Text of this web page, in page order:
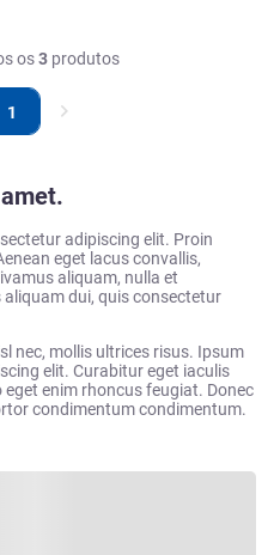
os3 produtos
1
adipiscing elit. Proin
eget lacus convallis,
aliquam, nulla et
dui, quis consectetur
nec, mollis ultrices risus. Ipsum
elit. Curabitur eget iaculis
enim rhoncus feugiat. Donec
condimentum condimentum.